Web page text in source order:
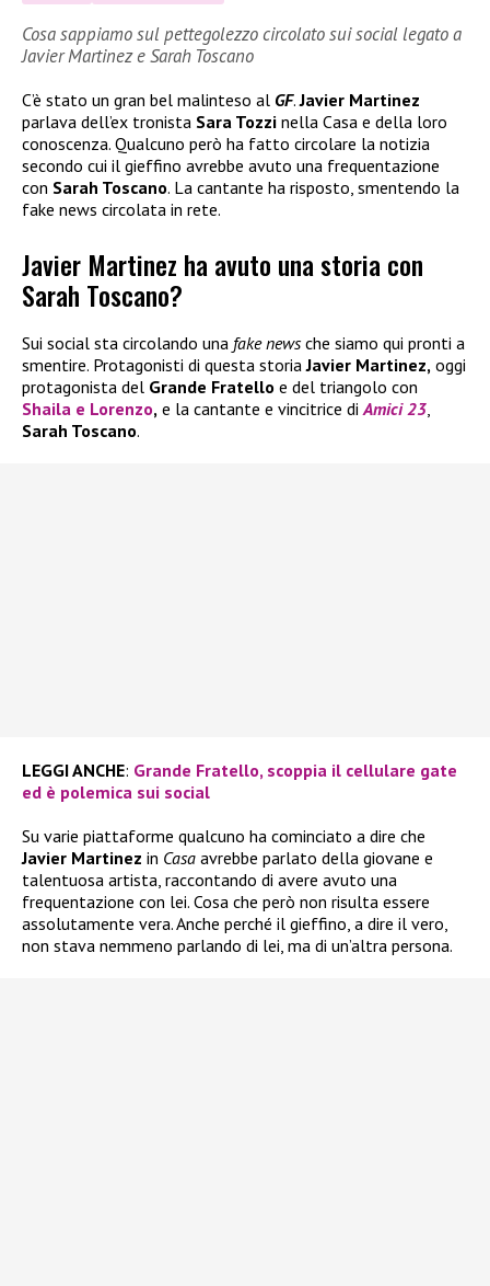
Cosa sappiamo sul pettegolezzo circolato sui social legato a
Javier Martinez e Sarah Toscano
C’è stato un gran bel malinteso al GF.Javier Martinez
parlava dell’ex tronista Sara Tozzi nella Casa e della loro
conoscenza. Qualcuno però ha fatto circolare la notizia
secondo cui il gieffino avrebbe avuto una frequentazione
con Sarah Toscano. La cantante ha risposto, smentendo la
fake news circolata in rete.
Javier Martinez ha avuto una storia con
Sarah Toscano?
Sui social sta circolando una fake newsche siamo qui pronti a
smentire. Protagonisti di questa storiaJavier Martinez, oggi
protagonista del Grande Fratello e del triangolo con
Shaila e Lorenzo, e la cantante e vincitrice diAmici 23,
Sarah Toscano.
LEGGI ANCHE: Grande Fratello, scoppia il cellulare gate
ed è polemica sui social
Su varie piattaforme qualcuno ha cominciato a dire che
Javier Martinez in Casa avrebbe parlato della giovane e
talentuosa artista, raccontando di avere avuto una
frequentazione con lei. Cosa che però non risulta essere
assolutamente vera. Anche perché il gieffino, a dire il vero,
non stava nemmeno parlando di lei, ma di un’altra persona.